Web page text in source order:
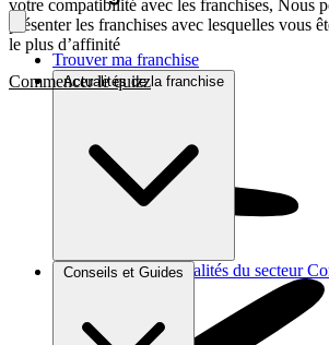
Trouver ma franchise
Actualités de la franchise
Brèves et actus Actualités du secteur
Conseils et Guides
votre compatibilité avec les franchises, Nous
présenter les franchises avec lesquelles vous
le plus d’affinité
Commencer le quizz